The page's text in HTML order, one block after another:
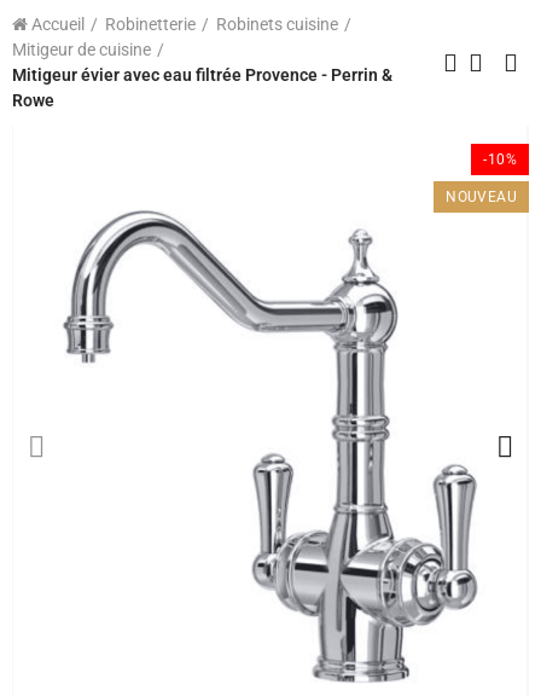
Accueil Robinetterie
Robinets cuisine
Mitigeur de cuisine
Mitigeur évier avec eau filtrée Provence - Perrin &
Rowe
-10%
NOUVEAU